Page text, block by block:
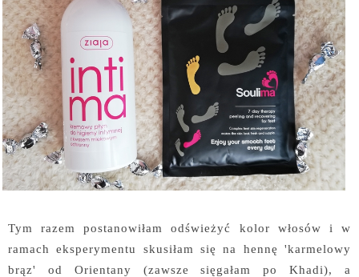
Tym razem postanowiłam odświeżyć kolor włosów i w
ramach eksperymentu skusiłam się na hennę 'karmelowy
brąz' od Orientany (zawsze sięgałam po Khadi), a